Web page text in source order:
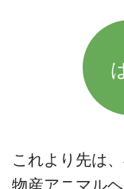
これより先は
物産アニマル